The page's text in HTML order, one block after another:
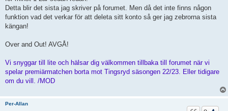
Detta blir det sista jag skriver på forumet. Men då det inte finns någon
funktion vad det verkar för att deleta sitt konto så ger jag zebrorna sista
kängan!
Over and Out! AVGÅ!
Vi snyggar till lite och hälsar dig välkommen tillbaka till forumet när vi
spelar premiärmatchen borta mot Tingsryd säsongen 22/23. Eller tidigare
om du vill. /MOD
Per-Allan